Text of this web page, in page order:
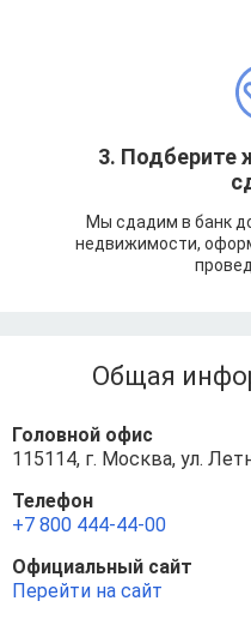
3. Подберите
Мы сдадим в банк
недвижимости,
Общая
Головной офис
115114, г. Москва, ул.
Телефон
+7 800 444-44-00
Официальный сайт
Перейти на сайт